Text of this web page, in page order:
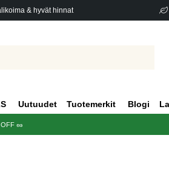
& hyvät hinnat
Uutuudet Tuotemerkit Blogi
🥜